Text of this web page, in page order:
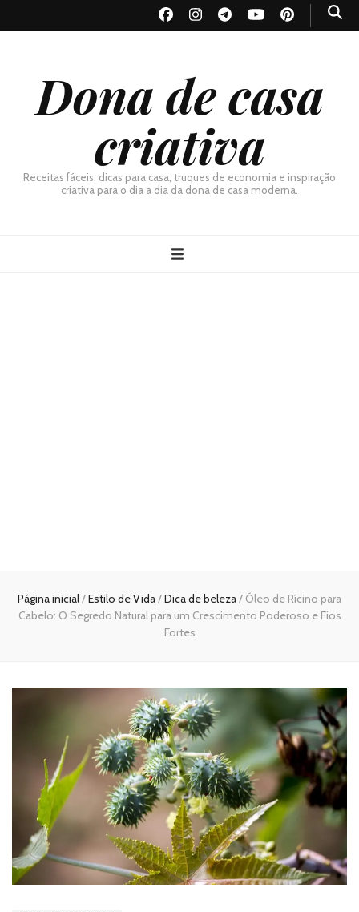
Dona de casa
criativa
Receitas fáceis, dicas para casa, truques de economia e inspiração
criativa para o dia a dia da dona de casa moderna.
Página inicial/Estilo de Vida/Dica de beleza/ Óleo de Rícino para
Cabelo: O Segredo Natural para um Crescimento Poderoso e Fios
Fortes